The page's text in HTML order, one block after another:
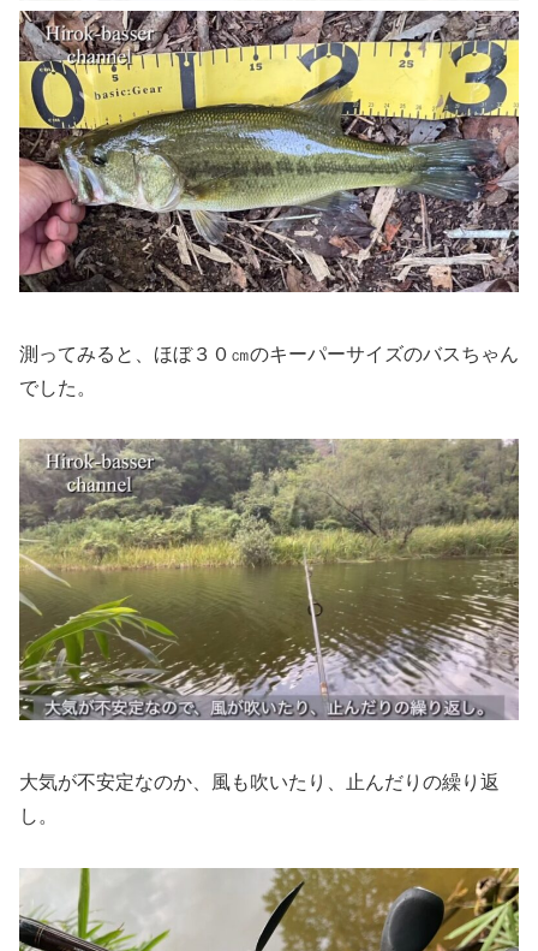
測ってみると、ほぼ３０㎝のキーパーサイズのバスちゃん
でした。
大気が不安定なのか、風も吹いたり、止んだりの繰り返
し。